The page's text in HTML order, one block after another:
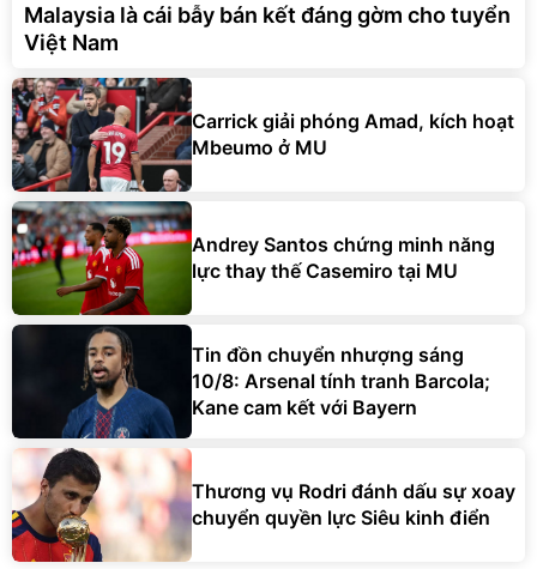
Malaysia là cái bẫy bán kết đáng gờm cho tuyển
Việt Nam
Carrick giải phóng Amad, kích hoạt
Mbeumo ở MU
Andrey Santos chứng minh năng
lực thay thế Casemiro tại MU
Tin đồn chuyển nhượng sáng
10/8: Arsenal tính tranh Barcola;
Kane cam kết với Bayern
Thương vụ Rodri đánh dấu sự xoay
chuyển quyền lực Siêu kinh điển